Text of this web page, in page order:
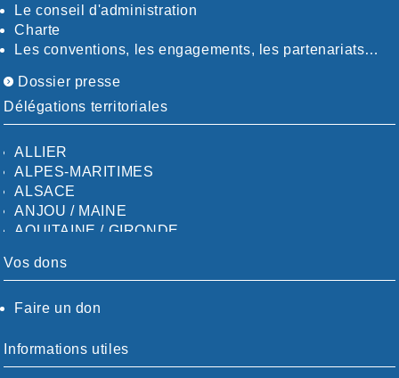
Le conseil d'administration
Charte
Les conventions, les engagements, les partenariats…
Dossier presse
Délégations territoriales
ALLIER
ALPES-MARITIMES
ALSACE
ANJOU / MAINE
AQUITAINE / GIRONDE
AUDE
CALVADOS-ORNE
CHARENTE-MARITIME
CÖTE-D'OR
Vos dons
Faire un don
Informations utiles